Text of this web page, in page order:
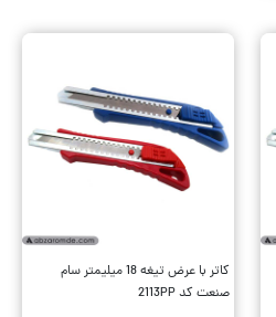
کاتر با عرض تیغه 18 میلیمتر سام
صنعت کد 2113PP